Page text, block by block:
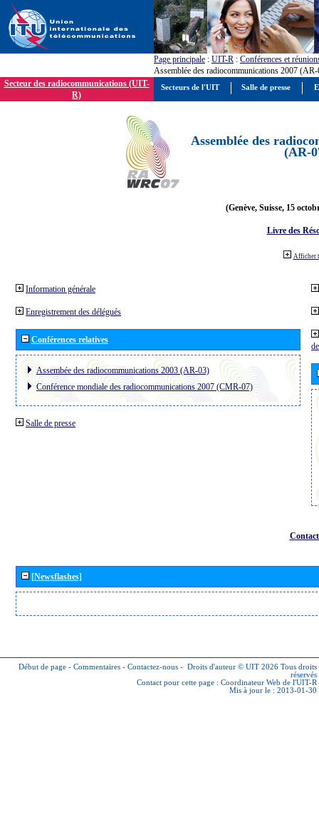
Page principale : UIT-R : Conférences et
Assemblée des radiocommunications 2007
Secteur des radiocommunications (UIT-
R)
Assemblée des
(AR-
(Genève, Suisse, 15
Livre des
Afficher
Information générale
Enregistrement des délégués
Conférences relatives
Assembée des radiocommunications 2003 (AR-03)
Conférence mondiale des radiocommunications 2007 (CMR-07)
Salle de presse
[Newsflashes]
Début de page - Commentaires - Contactez-nous - Droits d'auteur © UIT 2026 Tous droits
réservés
Contact pour cette page : Coordinateur Web de l'UIT-R
Mis à jour le : 2013-01-30
Secteurs de l'UIT Salle de presse